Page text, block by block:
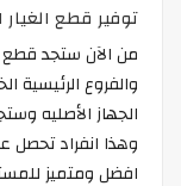
توفير قطع الغيار
من الآن ستجد قطع
والفروع الرئيسية
الجهاز الأصليه
وهذا انفراد تحصل
افضل ومتميز